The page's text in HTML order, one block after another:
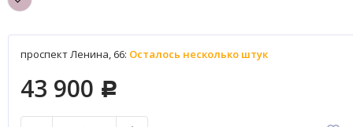
проспект Ленина, 66: Осталось несколько штук
43 900 Р